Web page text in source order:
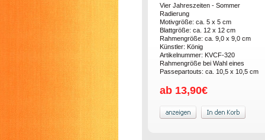
Vier Jahreszeiten - Sommer
Radierung
Motivgröße: ca. 5 x 5 cm
Blattgröße: ca. 12 x 12 cm
Rahmengröße: ca. 9,0 x 9,0 cm
Künstler: König
Artikelnummer: KVCF-320
Rahmengröße bei Wahl eines
Passepartouts: ca. 10,5 x 10,5 cm
ab 13,90€